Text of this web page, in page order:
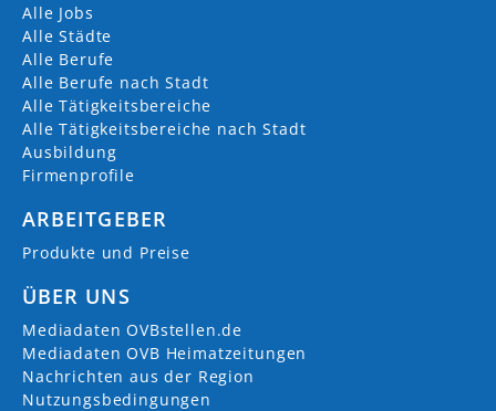
Alle Jobs
Alle Städte
Alle Berufe
Alle Berufe nach Stadt
Alle Tätigkeitsbereiche
Alle Tätigkeitsbereiche nach Stadt
Ausbildung
Firmenprofile
ARBEITGEBER
Produkte und Preise
ÜBER UNS
Mediadaten OVBstellen.de
Mediadaten OVB Heimatzeitungen
Nachrichten aus der Region
Nutzungsbedingungen